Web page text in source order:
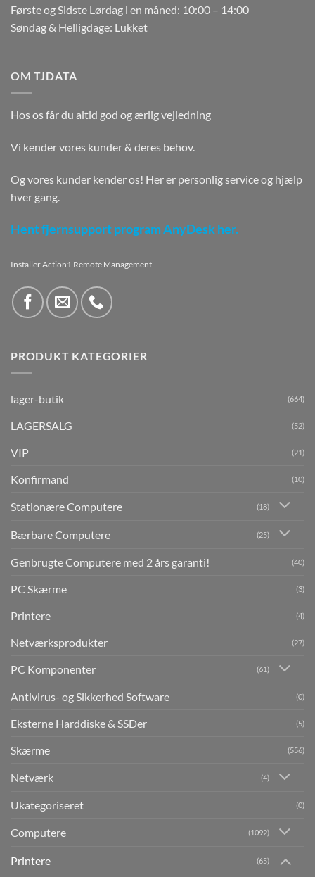
Første og Sidste Lørdag i en måned: 10:00 – 14:00
Søndag & Helligdage: Lukket
OM TJDATA
Hos os får du altid god og ærlig vejledning
Vi kender vores kunder & deres behov.
Og vores kunder kender os! Her er personlig service og hjælp
hver gang.
Hent fjernsupport program AnyDesk her.
Installer Action1 Remote Management
PRODUKT KATEGORIER
lager-butik (664)
LAGERSALG (52)
VIP (21)
Konfirmand (10)
Stationære Computere (18)
Bærbare Computere (25)
Genbrugte Computere med 2 års garanti! (40)
PC Skærme (3)
Printere (4)
Netværksprodukter (27)
PC Komponenter (61)
Antivirus- og Sikkerhed Software (0)
Eksterne Harddiske & SSDer (5)
Skærme (556)
Netværk (4)
Ukategoriseret (0)
Computere (1092)
Printere (65)